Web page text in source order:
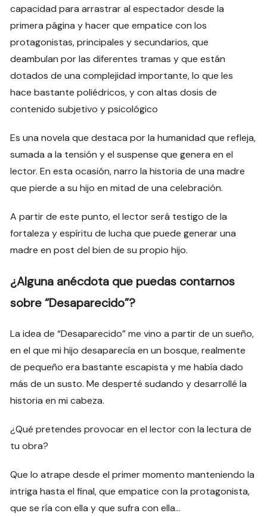
capacidad para arrastrar al espectador desde la
primera página y hacer que empatice con los
protagonistas, principales y secundarios, que
deambulan por las diferentes tramas y que están
dotados de una complejidad importante, lo que les
hace bastante poliédricos, y con altas dosis de
contenido subjetivo y psicológico
Es una novela que destaca por la humanidad que refleja,
sumada a la tensión y el suspense que genera en el
lector. En esta ocasión, narro la historia de una madre
que pierde a su hijo en mitad de una celebración.
A partir de este punto, el lector será testigo de la
fortaleza y espíritu de lucha que puede generar una
madre en post del bien de su propio hijo.
¿Alguna anécdota que puedas contarnos
sobre “Desaparecido”?
La idea de “Desaparecido” me vino a partir de un sueño,
en el que mi hijo desaparecía en un bosque, realmente
de pequeño era bastante escapista y me había dado
más de un susto. Me desperté sudando y desarrollé la
historia en mi cabeza.
¿Qué pretendes provocar en el lector con la lectura de
tu obra?
Que lo atrape desde el primer momento manteniendo la
intriga hasta el final, que empatice con la protagonista,
que se ría con ella y que sufra con ella…